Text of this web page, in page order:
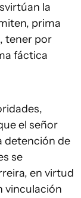
la
prima
tener por
fáctica
el señor
detención de
se
en virtud
vinculación